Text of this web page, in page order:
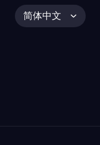
简体中文